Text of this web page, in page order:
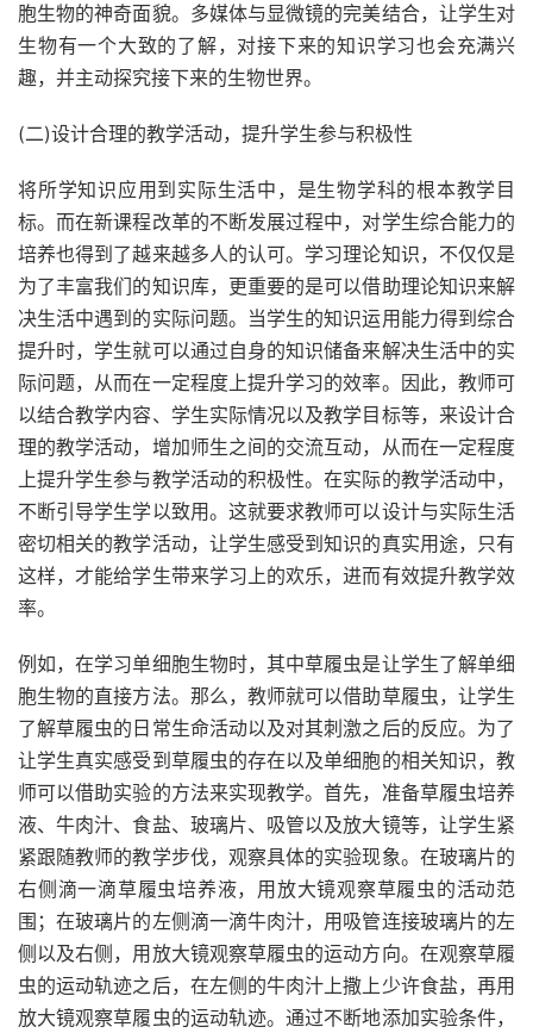
胞生物的神奇面貌。多媒体与显微镜的完美结合，让学生对
生物有一个大致的了解，对接下来的知识学习也会充满兴
趣，并主动探究接下来的生物世界。
(二)设计合理的教学活动，提升学生参与积极性
将所学知识应用到实际生活中，是生物学科的根本教学目
标。而在新课程改革的不断发展过程中，对学生综合能力的
培养也得到了越来越多人的认可。学习理论知识，不仅仅是
为了丰富我们的知识库，更重要的是可以借助理论知识来解
决生活中遇到的实际问题。当学生的知识运用能力得到综合
提升时，学生就可以通过自身的知识储备来解决生活中的实
际问题，从而在一定程度上提升学习的效率。因此，教师可
以结合教学内容、学生实际情况以及教学目标等，来设计合
理的教学活动，增加师生之间的交流互动，从而在一定程度
上提升学生参与教学活动的积极性。在实际的教学活动中，
不断引导学生学以致用。这就要求教师可以设计与实际生活
密切相关的教学活动，让学生感受到知识的真实用途，只有
这样，才能给学生带来学习上的欢乐，进而有效提升教学效
率。
例如，在学习单细胞生物时，其中草履虫是让学生了解单细
胞生物的直接方法。那么，教师就可以借助草履虫，让学生
了解草履虫的日常生命活动以及对其刺激之后的反应。为了
让学生真实感受到草履虫的存在以及单细胞的相关知识，教
师可以借助实验的方法来实现教学。首先，准备草履虫培养
液、牛肉汁、食盐、玻璃片、吸管以及放大镜等，让学生紧
紧跟随教师的教学步伐，观察具体的实验现象。在玻璃片的
右侧滴一滴草履虫培养液，用放大镜观察草履虫的活动范
围；在玻璃片的左侧滴一滴牛肉汁，用吸管连接玻璃片的左
侧以及右侧，用放大镜观察草履虫的运动方向。在观察草履
虫的运动轨迹之后，在左侧的牛肉汁上撒上少许食盐，再用
放大镜观察草履虫的运动轨迹。通过不断地添加实验条件，